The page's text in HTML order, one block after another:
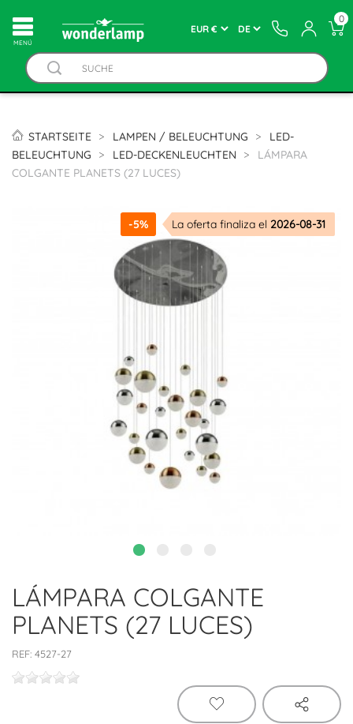
MENÚ
0
STARTSEITE LAMPEN / BELEUCHTUNG
LED-
BELEUCHTUNG
LED-DECKENLEUCHTEN
LÁMPARA
COLGANTE PLANETS (27 LUCES)
-5% La oferta finaliza el 2026-08-31
LÁMPARA COLGANTE
PLANETS (27 LUCES)
REF: 4527-27